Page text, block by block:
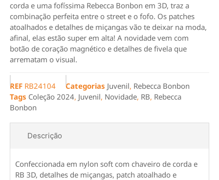
corda e uma fofíssima Rebecca Bonbon em 3D, traz a
combinação perfeita entre o street e o fofo. Os patches
atoalhados e detalhes de miçangas vão te deixar na moda,
afinal, elas estão super em alta! A novidade vem com
botão de coração magnético e detalhes de fivela que
arrematam o visual.
REF RB24104 Categorias Juvenil, Rebecca Bonbon
Tags Coleção 2024, Juvenil, Novidade, RB, Rebecca
Bonbon
Descrição
Confeccionada em nylon soft com chaveiro de corda e
RB 3D, detalhes de miçangas, patch atoalhado e